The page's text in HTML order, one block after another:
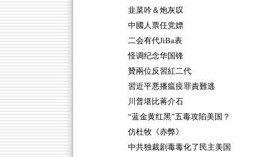
韭菜吟＆炮灰叹
中國人票任党嫖
二会有代JiBa表
怪调纪念华国锋
贊兩位反習紅二代
習近平悪播瘟疫罪責難逃
川普堪比蒋介石
“蓝金黄红黑”五毒攻陷美国？
仿杜牧《赤弊》
中共独裁剧毒毒化了民主美国